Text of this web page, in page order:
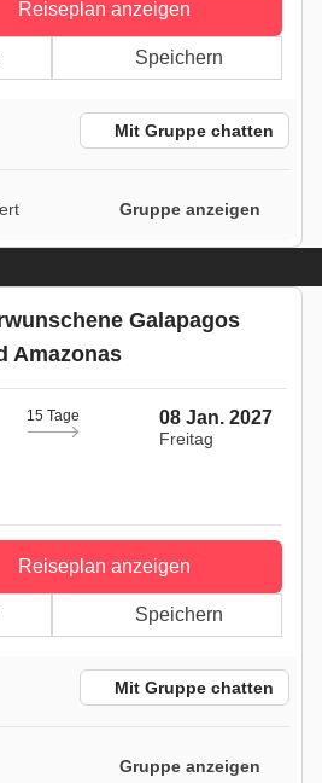
Reiseplan anzeigen
Speichern
Mit Gruppe chatten
Gruppe anzeigen
Galapagos
Amazonas
15 Tage 08 Jan. 2027
Freitag
Reiseplan anzeigen
Speichern
Mit Gruppe chatten
Gruppe anzeigen